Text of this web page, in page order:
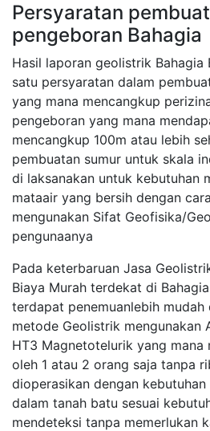
Persyaratan
pengeboran Bahagia
Hasil laporan geolistrik Bahagia
satu persyaratan dalam
yang mana mencangkup
pengeboran yang mana
mencangkup 100m atau lebih
pembuatan sumur untuk skala
di laksanakan untuk kebutuhan
mataair yang bersih dengan
mengunakan Sifat Geofisika/
pengunaanya
Pada keterbaruan Jasa
Biaya Murah terdekat di
terdapat penemuanlebih
metode Geolistrik mengunakan
HT3 Magnetotelurik yang mana
oleh 1 atau 2 orang saja tanpa
dioperasikan dengan
dalam tanah batu sesuai
mendeteksi tanpa memerlukan